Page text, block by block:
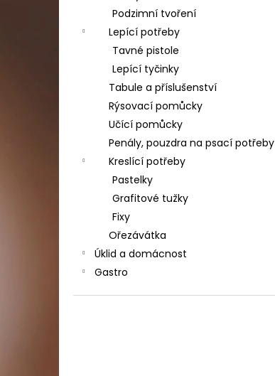
Podzimní tvoření
Lepící potřeby
Tavné pistole
Lepící tyčinky
Tabule a příslušenství
Rýsovací pomůcky
Učící pomůcky
Penály, pouzdra na psací potřeby
Kreslící potřeby
Pastelky
Grafitové tužky
Fixy
Ořezávátka
Úklid a domácnost
Gastro